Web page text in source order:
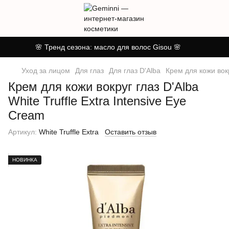
🌸 Тренд сезона: масло для волос Gisou 🌸
Уход за лицом Для глаз Для глаз D'Alba Крем для кожи
Крем для кожи вокруг глаз D'Alba
White Truffle Extra Intensive Eye
Cream
Артикул: White Truffle Extra Оставить отзыв
НОВИНКА